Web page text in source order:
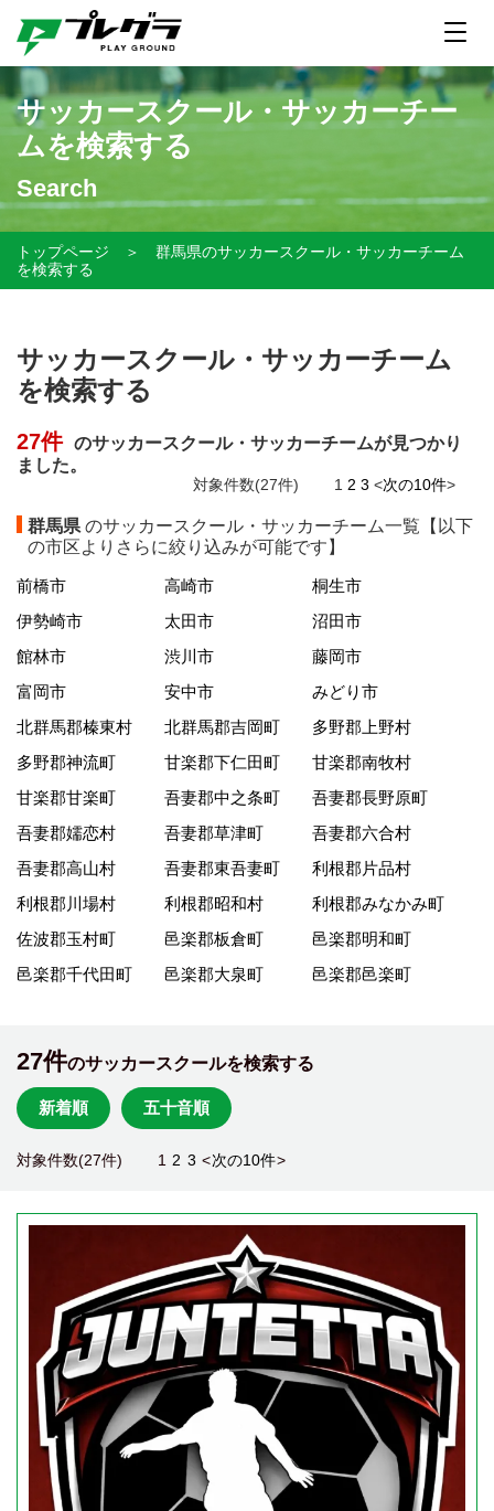
サッカースクール・サッカーチー
ムを検索する
Search
トップページ ＞
群馬県のサッカースクール・サッカーチーム
を検索する
サッカースクール・サッカーチーム
を検索する
27件 のサッカースクール・サッカーチームが見つかり
ました。
対象件数(27件) 1 2 3 <次の10件>
群馬県 のサッカースクール・サッカーチーム一覧【以下
の市区よりさらに絞り込みが可能です】
前橋市 高崎市
桐生市
伊勢崎市
太田市
沼田市
館林市
渋川市
藤岡市
富岡市
安中市
みどり市
北群馬郡榛東村
北群馬郡吉岡町
多野郡上野村
多野郡神流町
甘楽郡下仁田町
甘楽郡南牧村
甘楽郡甘楽町
吾妻郡中之条町
吾妻郡長野原町
吾妻郡嬬恋村
吾妻郡草津町
吾妻郡六合村
吾妻郡高山村
吾妻郡東吾妻町
利根郡片品村
利根郡川場村
利根郡昭和村
利根郡みなかみ町
佐波郡玉村町
邑楽郡板倉町
邑楽郡明和町
邑楽郡千代田町
邑楽郡大泉町 邑楽郡邑楽町
27件のサッカースクールを検索する
新着順 五十音順
対象件数(27件) 1 2 3 <次の10件>